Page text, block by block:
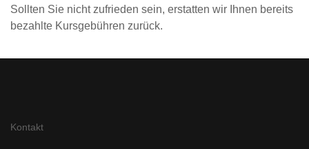
Sollten Sie nicht zufrieden sein, erstatten wir Ihnen bereits
bezahlte Kursgebühren zurück.
Kontakt